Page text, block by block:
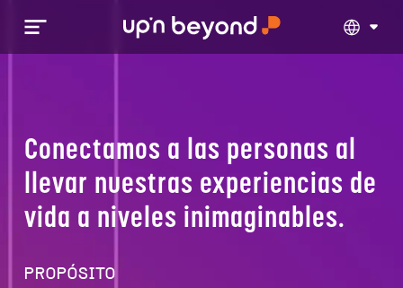
Conectamos a las personas al
llevar nuestras experiencias de
vida a niveles inimaginables.
PROPÓSITO